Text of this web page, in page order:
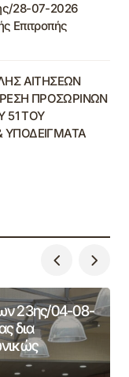
28-07-2026
Επιτροπής
ΑΙΤΗΣΕΩΝ
ΠΡΟΣΩΡΙΝΩΝ
51 ΤΟΥ
23ης/04-08-
δια